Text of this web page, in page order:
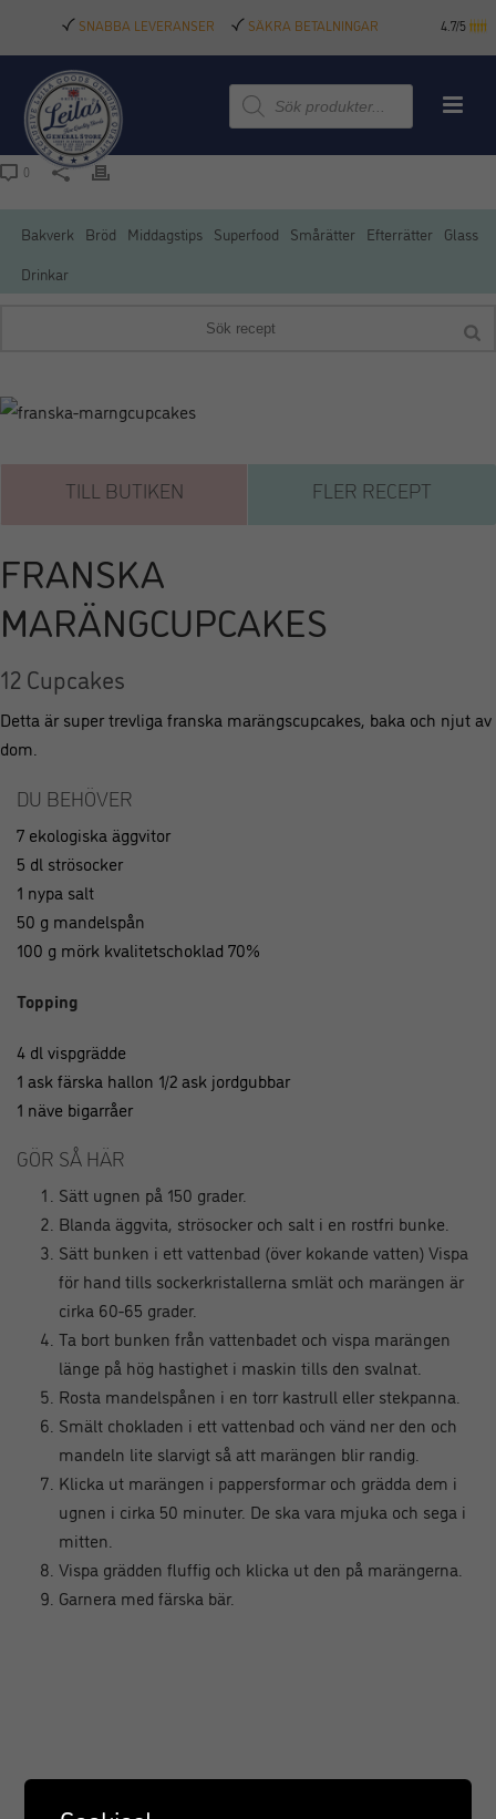
SNABBA LEVERANSER SÄKRA BETALNINGAR 4.7/5
Produktsökning
0
Bakverk Bröd Middagstips Superfood Smårätter Efterrätter Glass
Drinkar
TILL BUTIKEN FLER RECEPT
FRANSKA
MARÄNGCUPCAKES
12 Cupcakes
Detta är super trevliga franska marängscupcakes, baka och njut av
dom.
DU BEHÖVER
7 ekologiska äggvitor
5 dl strösocker
1 nypa salt
50 g mandelspån
100 g mörk kvalitetschoklad 70%
Topping
4 dl vispgrädde
1 ask färska hallon 1/2 ask jordgubbar
1 näve bigarråer
GÖR SÅ HÄR
Sätt ugnen på 150 grader.
Blanda äggvita, strösocker och salt i en rostfri bunke.
Sätt bunken i ett vattenbad (över kokande vatten) Vispa
för hand tills sockerkristallerna smlät och marängen är
cirka 60-65 grader.
Ta bort bunken från vattenbadet och vispa marängen
länge på hög hastighet i maskin tills den svalnat.
Rosta mandelspånen i en torr kastrull eller stekpanna.
Smält chokladen i ett vattenbad och vänd ner den och
mandeln lite slarvigt så att marängen blir randig.
Klicka ut marängen i pappersformar och grädda dem i
ugnen i cirka 50 minuter. De ska vara mjuka och sega i
mitten.
Vispa grädden fluffig och klicka ut den på marängerna.
Garnera med färska bär.